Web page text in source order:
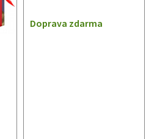
Doprava zdarma